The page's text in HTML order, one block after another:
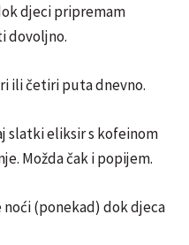
djeci pripremam
dovoljno.
ili četiri puta dnevno.
slatki eliksir s kofeinom
Možda čak i popijem.
noći (ponekad) dok djeca